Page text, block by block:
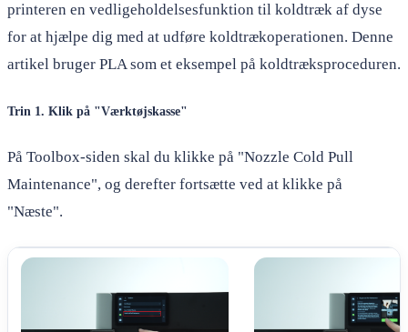
printeren en vedligeholdelsesfunktion til koldtræk af dyse
for at hjælpe dig med at udføre koldtrækoperationen. Denne
artikel bruger PLA som et eksempel på koldtræksproceduren.
Trin 1. Klik på "Værktøjskasse"
På Toolbox-siden skal du klikke på "Nozzle Cold Pull
Maintenance", og derefter fortsætte ved at klikke på
"Næste".